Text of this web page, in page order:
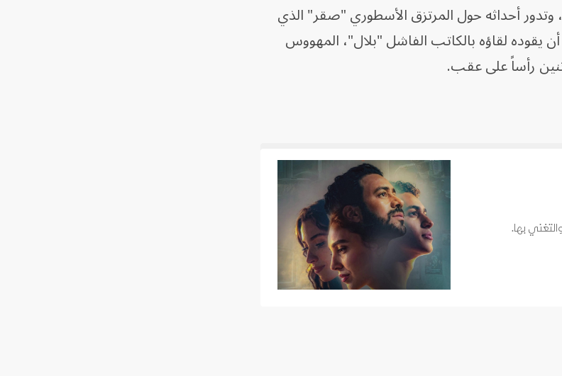
وتدور أحداثه حول المرتزق الأسطوري "صقر" الذي
يقوده لقاؤه بالكاتب الفاشل "بلال"، المهووس
رأساً على عقب.
بها.